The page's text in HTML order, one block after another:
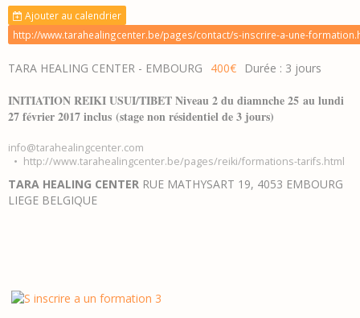
Ajouter au calendrier
http://www.tarahealingcenter.be/pages/contact/s-inscrire-a-une-
TARA HEALING CENTER - EMBOURG 400€ Durée : 3 jours
INITIATION REIKI USUI/TIBET Niveau 2 du diamnche 25 au lundi
27 février 2017 inclus (stage non résidentiel de 3 jours)
info@tarahealingcenter.com
http://www.tarahealingcenter.be/pages/reiki/formations-tarifs.html
TARA HEALING CENTER RUE MATHYSART 19, 4053 EMBOURG
LIEGE BELGIQUE